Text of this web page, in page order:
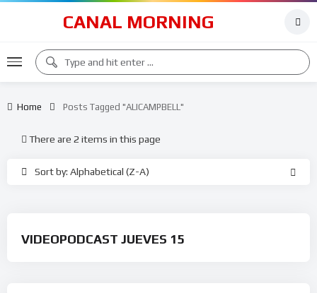
CANAL MORNING
Home Posts Tagged "ALICAMPBELL"
Sort by: Alphabetical (Z-A)
There are 2 items in this page
VIDEOPODCAST JUEVES 15